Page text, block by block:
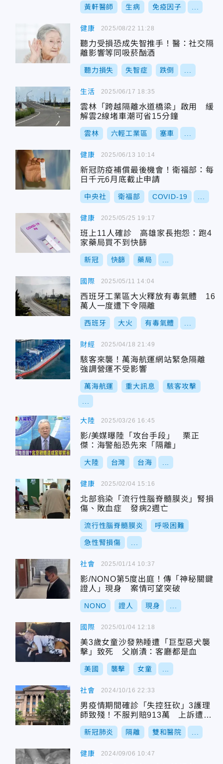
黃軒醫師 生病 免疫因子
健康
聽力受損恐成失智推手！醫：社交隔
離影響等同吸菸酗酒
聽力損失 失智症 跌倒
2025/08/22 11:28
生活
雲林「跨越隔離水道橋梁」啟用 緩
解雲2線堵車潮可省15分鐘
雲林 六輕工業區 塞車
2025/06/17 18:35
健康
新冠防疫補償最後機會！衛福部：每
日千元6月底截止申請
中央社 衛福部 COVID-19
2025/06/13 10:14
健康
班上11人確診 高雄家長抱怨：跑4
家藥局買不到快篩
新冠 快篩 藥局
2025/05/25 19:17
國際
西班牙工業區大火釋放有毒氣體 16
萬人一度遭下令隔離
西班牙 大火 有毒氣體
2025/05/11 14:04
財經
駭客來襲！萬海航運網站緊急隔離
強調營運不受影響
萬海航運 重大訊息 駭客攻擊
2025/04/18 21:49
大陸
影/美媒曝陸「攻台手段」 栗正
傑：海警船恐先來「隔離」
大陸 台灣 台海
2025/03/26 16:45
健康
北部翁染「流行性腦脊髓膜炎」腎損
傷、敗血症 發病2週亡
流行性腦脊髓膜炎 呼吸困難
急性腎損傷
2025/02/04 15:16
社會
影/NONO第5度出庭！傳「神秘關鍵
證人」現身 案情可望突破
NONO 證人 現身
2025/01/14 10:37
國際
美3歲女童沙發熟睡遭「巨型惡犬襲
擊」致死 父崩潰：客廳都是血
美國 襲擊 女童
2025/01/04 12:18
社會
男疫情期間確診「失控狂砍」3護理
師致殘！不服判賠913萬 上訴遭高
院駁回
新冠肺炎 隔離 雙和醫院
2024/10/16 22:33
健康 2024/09/06 10:47